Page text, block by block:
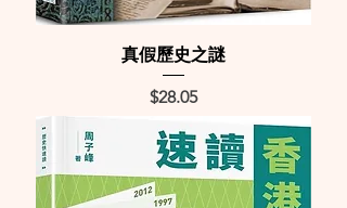
真假歷史之謎
Price
$28.05